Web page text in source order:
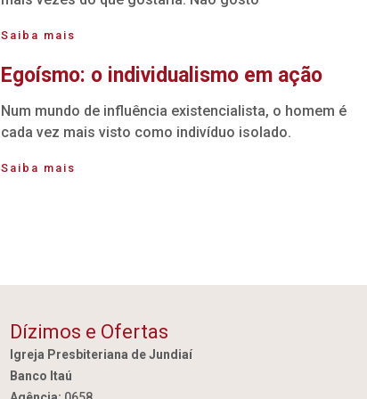
Saiba mais
Egoísmo: o individualismo em ação
Num mundo de influência existencialista, o homem é
cada vez mais visto como indivíduo isolado.
Saiba mais
Dízimos e Ofertas
Igreja Presbiteriana de Jundiaí
Banco Itaú